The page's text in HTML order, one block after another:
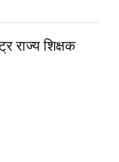
राज्य शिक्षक